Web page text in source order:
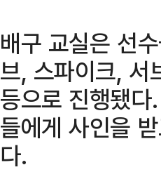
배구 교실은 선
브, 스파이크, 서
등으로 진행됐
들에게 사인을
다.